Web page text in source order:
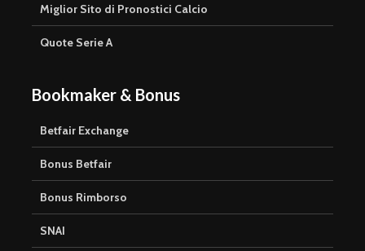
Miglior Sito di Pronostici Calcio
Quote Serie A
Bookmaker & Bonus
Betfair Exchange
Bonus Betfair
Bonus Rimborso
SNAI